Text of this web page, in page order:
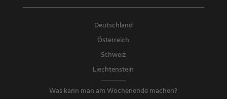
Deutschland
Österreich
Schweiz
Liechtenstein
Was kann man am Wochenende machen?